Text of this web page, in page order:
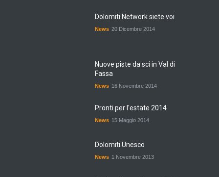
Dolomiti Network siete voi
News 20 Dicembre 2014
Nuove piste da sci in Val di
Fassa
News 16 Novembre 2014
Pronti per l'estate 2014
News 15 Maggio 2014
Dolomiti Unesco
News 1 Novembre 2013